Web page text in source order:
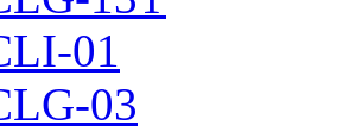
01
03